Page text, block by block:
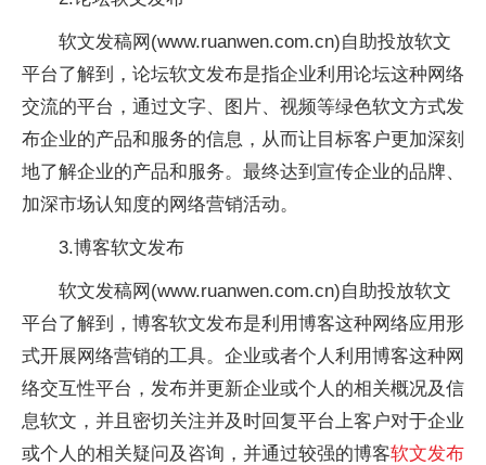
软文发稿网(www.ruanwen.com.cn)自助投放软文
平台了解到，论坛软文发布是指企业利用论坛这种网络
交流的平台，通过文字、图片、视频等绿色软文方式发
布企业的产品和服务的信息，从而让目标客户更加深刻
地了解企业的产品和服务。最终达到宣传企业的品牌、
加深市场认知度的网络营销活动。
3.博客软文发布
软文发稿网(www.ruanwen.com.cn)自助投放软文
平台了解到，博客软文发布是利用博客这种网络应用形
式开展网络营销的工具。企业或者个人利用博客这种网
络交互性平台，发布并更新企业或个人的相关概况及信
息软文，并且密切关注并及时回复平台上客户对于企业
或个人的相关疑问及咨询，并通过较强的博客软文发布